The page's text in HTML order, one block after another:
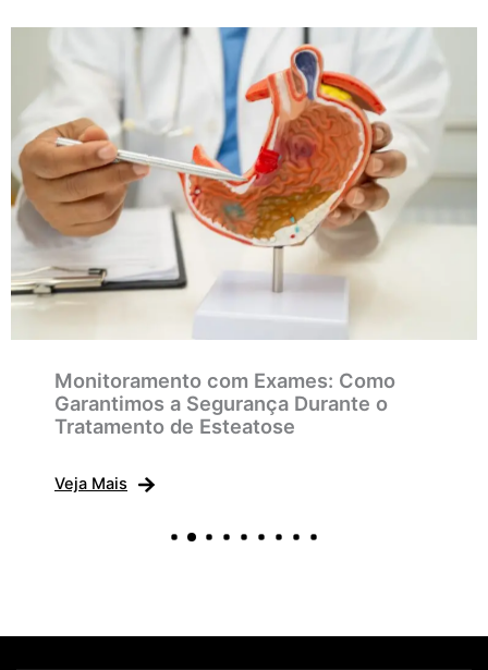
Monitoramento com Exames: Como
Garantimos a Segurança Durante o
Tratamento de Esteatose
Veja Mais